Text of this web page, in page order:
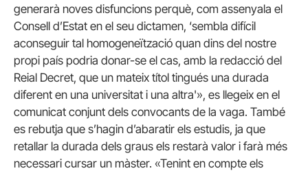
generarà noves disfuncions perquè, com assenyala el
Consell d’Estat en el seu dictamen, ‘sembla difícil
aconseguir tal homogeneïtzació quan dins del nostre
propi país podria donar-se el cas, amb la redacció del
Reial Decret, que un mateix títol tingués una durada
diferent en una universitat i una altra'», es llegeix en el
comunicat conjunt dels convocants de la vaga. També
es rebutja que s’hagin d’abaratir els estudis, ja que
retallar la durada dels graus els restarà valor i farà més
necessari cursar un màster. «Tenint en compte els